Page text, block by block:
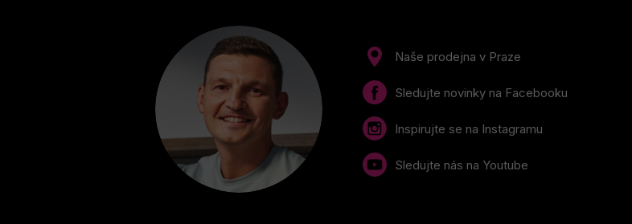
Naše prodejna v Praze
Sledujte novinky na Facebooku
Inspirujte se na Instagramu
Sledujte nás na Youtube